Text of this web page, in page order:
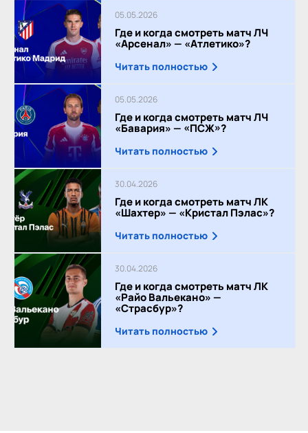
05.05.2026
Где и когда смотреть матч ЛЧ
«Арсенал» — «Атлетико»?
Читать полностью
05.05.2026
Где и когда смотреть матч ЛЧ
«Бавария» — «ПСЖ»?
Читать полностью
30.04.2026
Где и когда смотреть матч ЛК
«Шахтер» — «Кристал Пэлас»?
Читать полностью
30.04.2026
Где и когда смотреть матч ЛК
«Райо Вальекано» —
«Страсбур»?
Читать полностью